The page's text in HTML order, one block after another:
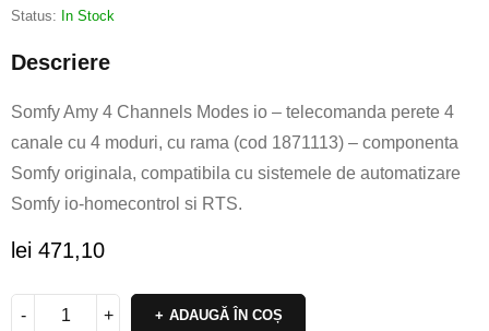
Status: In Stock
Descriere
Somfy Amy 4 Channels Modes io – telecomanda perete 4
canale cu 4 moduri, cu rama (cod 1871113) – componenta
Somfy originala, compatibila cu sistemele de automatizare
Somfy io-homecontrol si RTS.
lei 471,10
ADAUGĂ ÎN COȘ